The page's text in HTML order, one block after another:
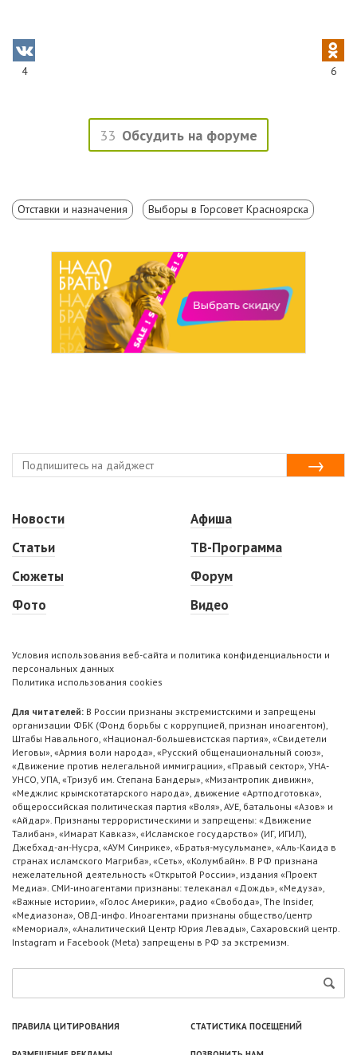
4 6
33 Обсудить на форуме
Отставки и назначения Выборы в Горсовет Красноярска
Новости
Статьи
Сюжеты
Фото
Афиша
ТВ-Программа
Форум
Видео
Условия использования веб-сайта и политика конфиденциальности и
персональных данных
Политика использования cookies
Для читателей: В России признаны экстремистскими и запрещены
организации ФБК (Фонд борьбы с коррупцией, признан иноагентом),
Штабы Навального, «Национал-большевистская партия», «Свидетели
Иеговы», «Армия воли народа», «Русский общенациональный союз»,
«Движение против нелегальной иммиграции», «Правый сектор», УНА-
УНСО, УПА, «Тризуб им. Степана Бандеры», «Мизантропик дивижн»,
«Меджлис крымскотатарского народа», движение «Артподготовка»,
общероссийская политическая партия «Воля», АУЕ, батальоны «Азов» и
«Айдар». Признаны террористическими и запрещены: «Движение
Талибан», «Имарат Кавказ», «Исламское государство» (ИГ, ИГИЛ),
Джебхад-ан-Нусра, «АУМ Синрике», «Братья-мусульмане», «Аль-Каида в
странах исламского Магриба», «Сеть», «Колумбайн». В РФ признана
нежелательной деятельность «Открытой России», издания «Проект
Медиа». СМИ-иноагентами признаны: телеканал «Дождь», «Медуза»,
«Важные истории», «Голос Америки», радио «Свобода», The Insider,
«Медиазона», ОВД-инфо. Иноагентами признаны общество/центр
«Мемориал», «Аналитический Центр Юрия Левады», Сахаровский центр.
Instagram и Facebook (Metа) запрещены в РФ за экстремизм.
ПРАВИЛА ЦИТИРОВАНИЯ СТАТИСТИКА ПОСЕЩЕНИЙ